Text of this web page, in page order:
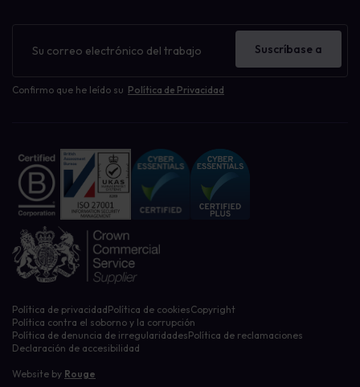
Confirmo que he leído su Política de Privacidad
Suscríbase a
Política de privacidadPolítica de cookiesCopyright
Política contra el soborno y la corrupción
Política de denuncia de irregularidadesPolítica de reclamaciones
Declaración de accesibilidad
Website by Rouge